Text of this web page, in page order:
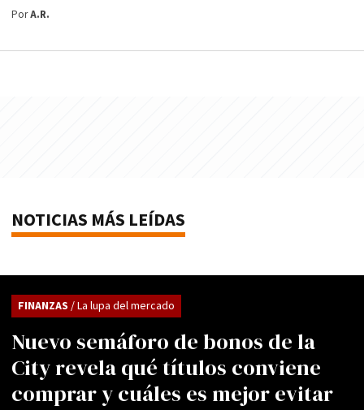
PorA.R.
NOTICIAS MÁS LEÍDAS
Nuevo semáforo de bonos de la
City revela qué títulos conviene
comprar y cuáles es mejor evitar
FINANZAS / La lupa del mercado